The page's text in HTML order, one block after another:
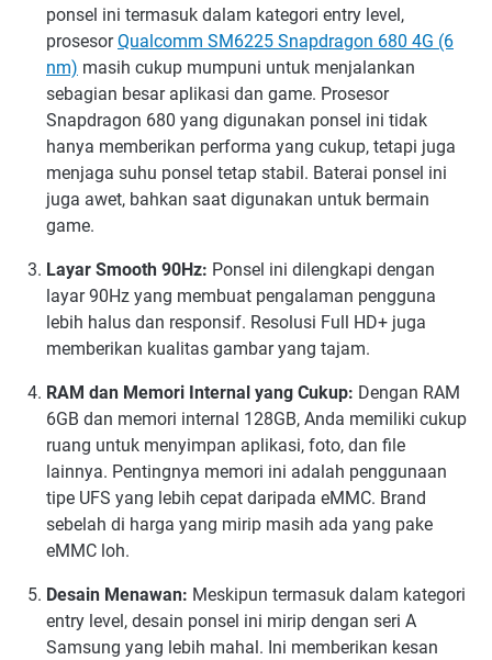
ponsel ini termasuk dalam kategori entry level,
prosesorQualcomm SM6225 Snapdragon 680 4G (6
nm) masih cukup mumpuni untuk menjalankan
sebagian besar aplikasi dan game. Prosesor
Snapdragon 680 yang digunakan ponsel ini tidak
hanya memberikan performa yang cukup, tetapi juga
menjaga suhu ponsel tetap stabil. Baterai ponsel ini
juga awet, bahkan saat digunakan untuk bermain
game.
Layar Smooth 90Hz: Ponsel ini dilengkapi dengan
layar 90Hz yang membuat pengalaman pengguna
lebih halus dan responsif. Resolusi Full HD+ juga
memberikan kualitas gambar yang tajam.
RAM dan Memori Internal yang Cukup: Dengan RAM
6GB dan memori internal 128GB, Anda memiliki cukup
ruang untuk menyimpan aplikasi, foto, dan file
lainnya. Pentingnya memori ini adalah penggunaan
tipe UFS yang lebih cepat daripada eMMC. Brand
sebelah di harga yang mirip masih ada yang pake
eMMC loh.
Desain Menawan: Meskipun termasuk dalam kategori
entry level, desain ponsel ini mirip dengan seri A
Samsung yang lebih mahal. Ini memberikan kesan